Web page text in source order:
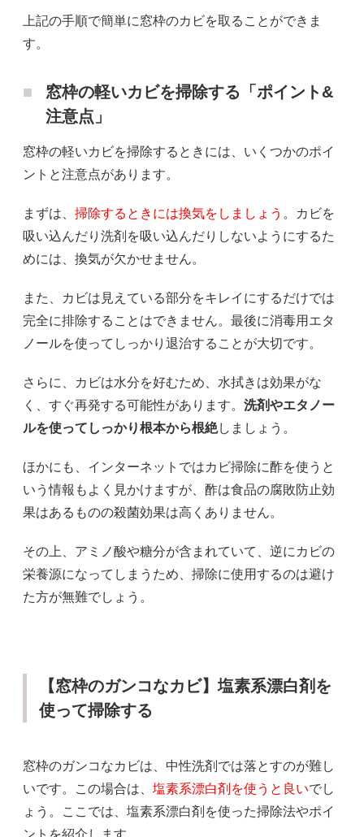
上記の手順で簡単に窓枠のカビを取ることができま
す。
窓枠の軽いカビを掃除する「ポイント&
注意点」
窓枠の軽いカビを掃除するときには、いくつかのポイ
ントと注意点があります。
まずは、 掃除するときには換気をしましょう 。カビを
吸い込んだり洗剤を吸い込んだりしないようにするた
めには、換気が欠かせません。
また、カビは見えている部分をキレイにするだけでは
完全に排除することはできません。最後に消毒用エタ
ノールを使ってしっかり退治することが大切です。
さらに、カビは水分を好むため、水拭きは効果がな
く、すぐ再発する可能性があります。 洗剤やエタノー
ルを使ってしっかり根本から根絶しましょう。
ほかにも、インターネットではカビ掃除に酢を使うと
いう情報もよく見かけますが、酢は食品の腐敗防止効
果はあるものの殺菌効果は高くありません。
その上、アミノ酸や糖分が含まれていて、逆にカビの
栄養源になってしまうため、掃除に使用するのは避け
た方が無難でしょう。
【窓枠のガンコなカビ】塩素系漂白剤を
使って掃除する
窓枠のガンコなカビは、中性洗剤では落とすのが難し
いです。この場合は、 塩素系漂白剤を使うと良いでし
ょう。ここでは、塩素系漂白剤を使った掃除法やポイ